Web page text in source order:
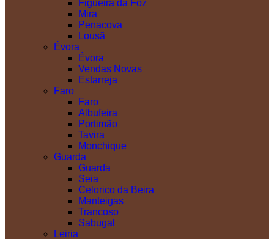
Figueira da Foz
Mira
Penacova
Lousã
Évora
Évora
Vendas Novas
Estarreja
Faro
Faro
Albufeira
Portimão
Tavira
Monchique
Guarda
Guarda
Seia
Celorico da Beira
Manteigas
Trancoso
Sabugal
Leiria